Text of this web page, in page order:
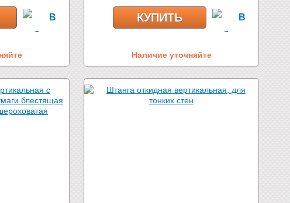
КУПИТЬ
Наличие уточняйте